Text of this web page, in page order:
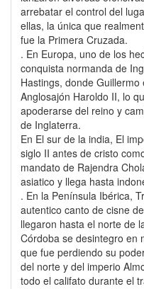
arrebatar el control del
ellas, la única que
fue la Primera Cruzada.
. En Europa, uno de los hechos más destacables fue la
conquista normanda de
Hastings, donde
Anglosajón Haroldo II, lo
apoderarse del reino y
de Inglaterra.
En El sur de la india, El
siglo II antes de cristo
mandato de Rajendra
asiatico y llega hasta
. En la Península Ibérica, Tras el ascenso de Almansor,
autentico canto de cisne
llegaron hasta el norte de
Córdoba se desintegro en
que fue perdiendo su
del norte y del imperio
todo el califato durante el